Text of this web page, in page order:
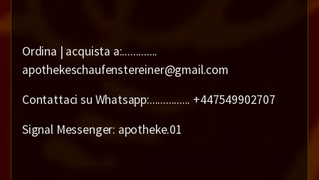
Ordina | acquista a:.............
apothekeschaufenstereiner@gmail.com
Contattaci su Whatsapp:............... +447549902707
Signal Messenger: apotheke.01